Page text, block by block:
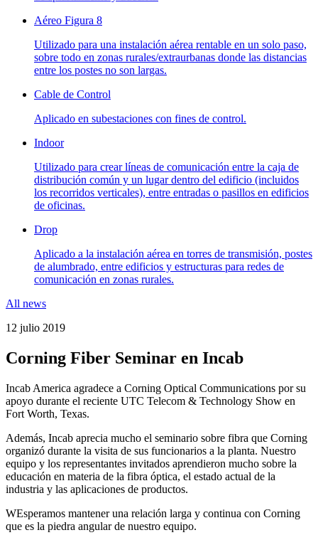
Aéreo Figura 8
Utilizado para una instalación aérea rentable en un solo paso,
sobre todo en zonas rurales/extraurbanas donde las distancias
entre los postes no son largas.
Cable de Control
Aplicado en subestaciones con fines de control.
Indoor
Utilizado para crear líneas de comunicación entre la caja de
distribución común y un lugar dentro del edificio (incluidos
los recorridos verticales), entre entradas o pasillos en edificios
de oficinas.
Drop
Aplicado a la instalación aérea en torres de transmisión, postes
de alumbrado, entre edificios y estructuras para redes de
comunicación en zonas rurales.
All news
12 julio 2019
Corning Fiber Seminar en Incab
Incab America agradece a Corning Optical Communications por su
apoyo durante el reciente UTC Telecom & Technology Show en
Fort Worth, Texas.
Además, Incab aprecia mucho el seminario sobre fibra que Corning
organizó durante la visita de sus funcionarios a la planta. Nuestro
equipo y los representantes invitados aprendieron mucho sobre la
educación en materia de la fibra óptica, el estado actual de la
industria y las aplicaciones de productos.
WEsperamos mantener una relación larga y continua con Corning
que es la piedra angular de nuestro equipo.